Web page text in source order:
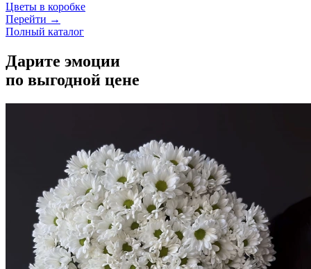
Цветы в коробке
Перейти →
Полный каталог
Дарите эмоции
по выгодной цене